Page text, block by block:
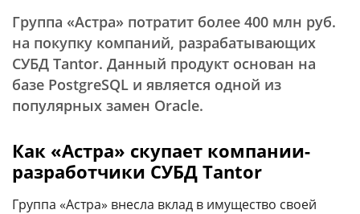
Группа «Астра» потратит более 400 млн руб.
на покупку компаний, разрабатывающих
СУБД Tantor. Данный продукт основан на
базе PostgreSQL и является одной из
популярных замен Oracle.
Как «Астра» скупает компании-
разработчики СУБД Tantor
Группа «Астра» внесла вклад в имущество своей